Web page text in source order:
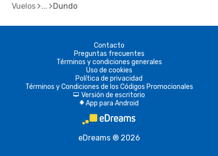
Vuelos Dundo
Contacto
Preguntas frecuentes
Términos y condiciones generales
Uso de cookies
Política de privacidad
Términos y Condiciones de los Códigos Promocionales
d Versión de escritorio
A App para Android
eDreams ® 2026